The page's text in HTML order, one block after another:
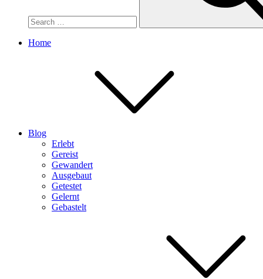
Home
Blog
Erlebt
Gereist
Gewandert
Ausgebaut
Getestet
Gelernt
Gebastelt